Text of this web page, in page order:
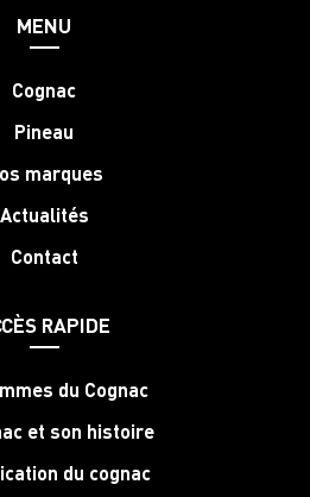
MENU
Cognac
Pineau
marques
Actualités
Contact
RAPIDE
du Cognac
et son histoire
du cognac